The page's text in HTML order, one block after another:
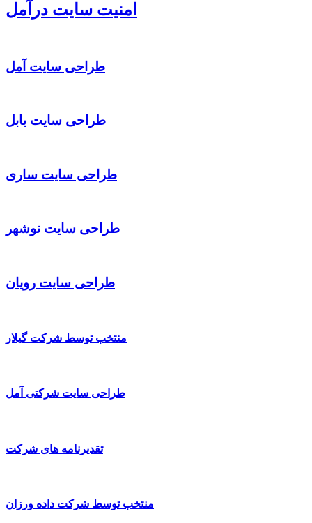
امنیت سایت درآمل
طراحی سایت آمل
طراحی سایت بابل
طراحی سایت ساری
طراحی سایت نوشهر
طراحی سایت رویان
منتخب توسط شرکت گیلار
طراحی سایت شرکتی آمل
تقدیرنامه های شرکت
منتخب توسط شرکت داده ورزان